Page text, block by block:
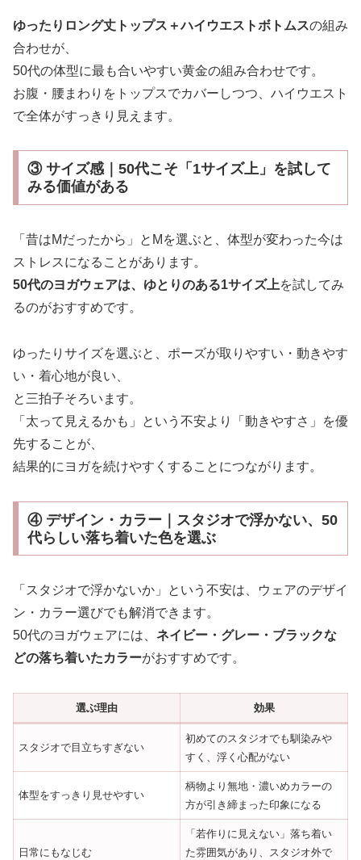
ゆったりロング丈トップス＋ハイウエストボトムスの組み
合わせが、
50代の体型に最も合いやすい黄金の組み合わせです。
お腹・腰まわりをトップスでカバーしつつ、ハイウエスト
で全体がすっきり見えます。
③ サイズ感｜50代こそ「1サイズ上」を試して
みる価値がある
「昔はMだったから」とMを選ぶと、体型が変わった今は
ストレスになることがあります。
50代のヨガウェアは、ゆとりのある1サイズ上を試してみ
るのがおすすめです。
ゆったりサイズを選ぶと、ポーズが取りやすい・動きやす
い・着心地が良い、
と三拍子そろいます。
「太って見えるかも」という不安より「動きやすさ」を優
先することが、
結果的にヨガを続けやすくすることにつながります。
④ デザイン・カラー｜スタジオで浮かない、50
代らしい落ち着いた色を選ぶ
「スタジオで浮かないか」という不安は、ウェアのデザイ
ン・カラー選びでも解消できます。
50代のヨガウェアには、 ネイビー・グレー・ブラックな
どの落ち着いたカラーがおすすめです。
選ぶ理由 効果
スタジオで目立ちすぎない
初めてのスタジオでも馴染みや
すく、浮く心配がない
体型をすっきり見せやすい
柄物より無地・濃いめカラーの
方が引き締まった印象になる
日常にもなじむ
「若作りに見えない」落ち着い
た雰囲気があり、スタジオ外で